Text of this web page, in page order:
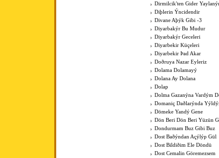
Dirmilcik'ten Gider
Diþlerin Ýncidendir
Divane Aþýk Gibi -3
Diyarbakýr Bu Mudur
Diyarbakýr Geceleri
Diyarbekir Küçeleri
Diyarbekir Þad Akar
Doðruya Nazar Eyleriz
Dolama Dolamayý
Dolana Ay Dolana
Dolap
Dolma Gazanýna Vardým
Domaniç Daðlarýnda
Dömeke Yandý Gene
Dön Beri Dön Beri Yüzün
Dondurmam Buz Gibi Buz
Dost Baðýndan Açýlýp Gül
Dost Bildiðim Ele Döndü
Dost Cemalin Göremezsem